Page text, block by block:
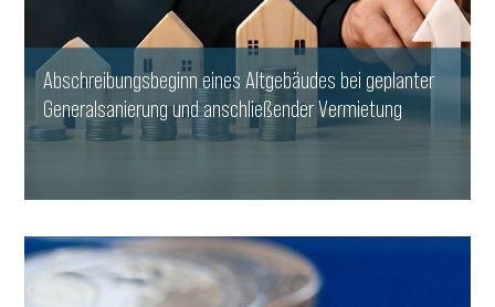
Abschreibungsbeginn eines Altgebäudes bei geplanter
Generalsanierung und anschließender Vermietung
WEITERLESEN